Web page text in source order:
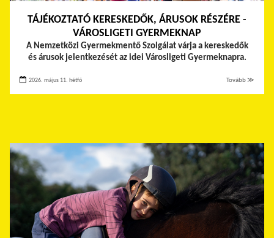
TÁJÉKOZTATÓ KERESKEDŐK, ÁRUSOK RÉSZÉRE -
VÁROSLIGETI GYERMEKNAP
A Nemzetközi Gyermekmentő Szolgálat várja a kereskedők
és árusok jelentkezését az idei Városligeti Gyermeknapra.
2026. május 11. hétfő Tovább ≫